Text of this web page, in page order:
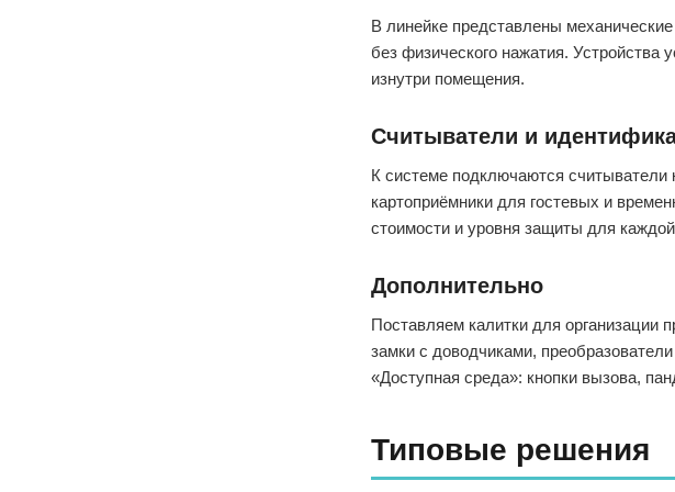
В линейке представлены
без физического нажатия. Устройства
изнутри помещения.
Считыватели и
К системе подключаются считыватели
картоприёмники для гостевых и
стоимости и уровня защиты для
Дополнительно
Поставляем калитки для организации
замки с доводчиками,
«Доступная среда»: кнопки вызова,
Типовые решения